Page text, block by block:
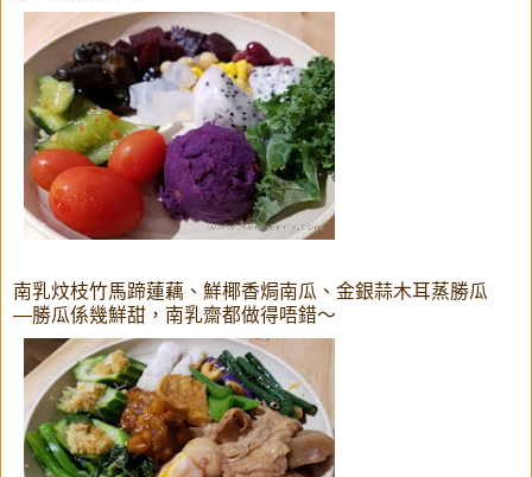
南乳炆枝竹馬蹄蓮藕、鮮椰香焗南瓜、金銀蒜木耳蒸勝瓜
—勝瓜係幾鮮甜，南乳齋都做得唔錯～